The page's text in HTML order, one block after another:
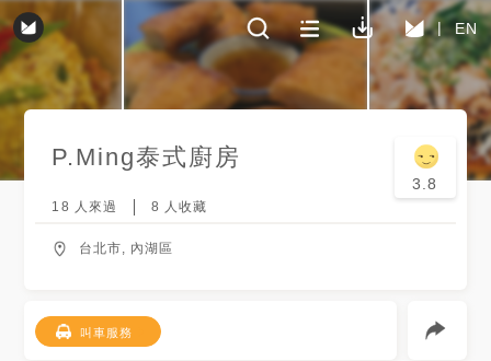
EN
P.Ming泰式廚房
3.8
18 人來過 8 人收藏
台北市, 內湖區
叫車服務